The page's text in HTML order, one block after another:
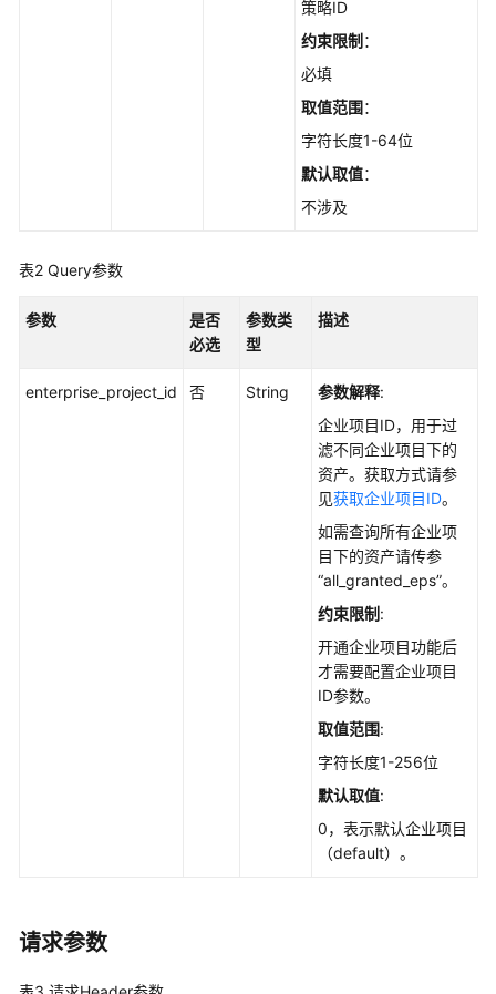
资
勒
管
策略ID
约束限制 ：
必填
取值范围：
字符长度1-64位
默认取值：
不涉及
表2 Query参数
参数
是否
必选
参数类
型
描述
enterprise_project_id 否 String 参数解释:
企业项目ID，用于过
滤不同企业项目下的
资产。获取方式请参
见获取企业项目ID。
如需查询所有企业项
目下的资产请传参
“all_granted_eps”。
约束限制 :
开通企业项目功能后
才需要配置企业项目
ID参数。
取值范围:
字符长度1-256位
默认取值:
0，表示默认企业项目
（default）。
请求参数